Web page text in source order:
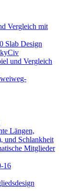
Vergleich mit
Slab Design
und Vergleich
Längen,
und Schlankheit
Mitglieder
16